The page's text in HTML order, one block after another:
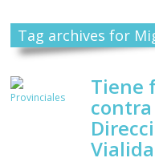
Tag archives for
Tiene